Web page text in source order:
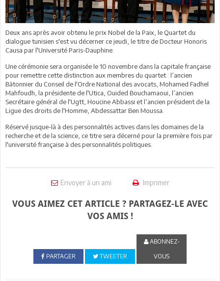
Deux ans après avoir obtenu le prix Nobel de la Paix, le Quartet du
dialogue tunisien s'est vu décerner ce jeudi, le titre de Docteur Honoris
Causa par l'Université Paris-Dauphine.
Une cérémonie sera organisée le 10 novembre dans la capitale française
pour remettre cette distinction aux membres du quartet : l’ancien
Bâtonnier du Conseil de l'Ordre National des avocats, Mohamed Fadhel
Mahfoudh, la présidente de l'Utica, Ouided Bouchamaoui, l’ancien
Secrétaire général de l'Ugtt, Houcine Abbassi et l’ancien président de la
Ligue des droits de l'Homme, Abdessattar Ben Moussa.
Réservé jusque-là à des personnalités actives dans les domaines de la
recherche et de la science, ce titre sera décerné pour la première fois par
l'université française à des personnalités politiques.
Envoyer à un ami Imprimer
VOUS AIMEZ CET ARTICLE ? PARTAGEZ-LE AVEC
VOS AMIS !
PARTAGER TWEETER
ABONNEZ-
VOUS